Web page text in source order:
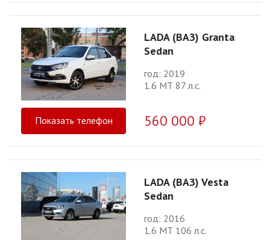
LADA (ВАЗ) Granta
Sedan
год: 2019
1.6 МТ 87 л.с.
Показать телефон 560 000 ₽
LADA (ВАЗ) Vesta
Sedan
год: 2016
1.6 МТ 106 л.с.